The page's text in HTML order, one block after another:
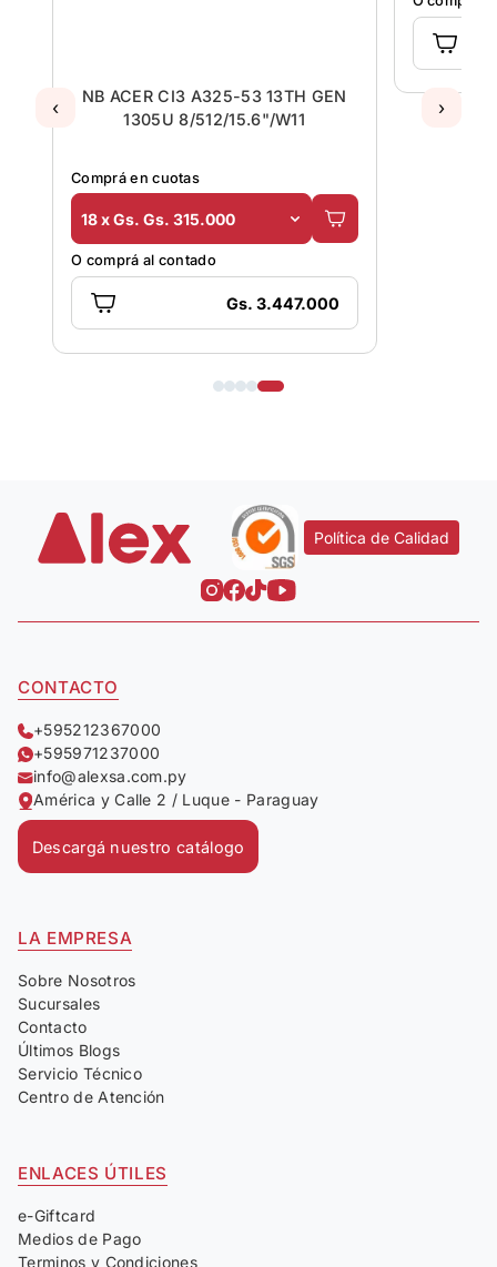
NB ACER CI3 A325-53 13TH GEN
1305U 8/512/15.6"/W11
Comprá en cuotas
18 x Gs. Gs. 315.000
O comprá al contado
Gs. 3.447.000
NB
‹ ›
Política de Calidad
CONTACTO
+595212367000
+595971237000
info@alexsa.com.py
América y Calle 2 / Luque - Paraguay
Descargá nuestro catálogo
LA EMPRESA
Sobre Nosotros
Sucursales
Contacto
Últimos Blogs
Servicio Técnico
Centro de Atención
ENLACES ÚTILES
e-Giftcard
Medios de Pago
Terminos y Condiciones